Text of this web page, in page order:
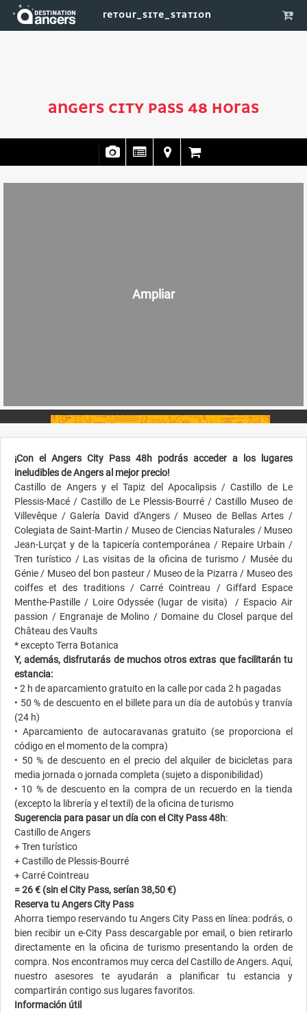
RETOUR_SITE_STATION
ANGERS CITY PASS 48 HORAS
Ampliar
¡Con el Angers City Pass 48h podrás acceder a los lugares
ineludibles de Angers al mejor precio!
Castillo de Angers y el Tapiz del Apocalipsis / Castillo de Le
Plessis-Macé / Castillo de Le Plessis-Bourré / Castillo Museo de
Villevêque / Galería David d'Angers / Museo de Bellas Artes /
Colegiata de Saint-Martin / Museo de Ciencias Naturales / Museo
Jean-Lurçat y de la tapicería contemporánea / Repaire Urbain /
Tren turístico / Las visitas de la oficina de turismo / Musée du
Génie / Museo del bon pasteur / Museo de la Pizarra / Museo des
coiffes et des traditions / Carré Cointreau / Giffard Espace
Menthe-Pastille / Loire Odyssée (lugar de visita) / Espacio Air
passion / Engranaje de Molino / Domaine du Closel parque del
Château des Vaults
* excepto Terra Botanica
Y, además, disfrutarás de muchos otros extras que facilitarán tu
estancia:
• 2 h de aparcamiento gratuito en la calle por cada 2 h pagadas
• 50 % de descuento en el billete para un día de autobús y tranvía
(24 h)
• Aparcamiento de autocaravanas gratuito (se proporciona el
código en el momento de la compra)
• 50 % de descuento en el precio del alquiler de bicicletas para
media jornada o jornada completa (sujeto a disponibilidad)
• 10 % de descuento en la compra de un recuerdo en la tienda
(excepto la librería y el textil) de la oficina de turismo
Sugerencia para pasar un día con el City Pass 48h:
Castillo de Angers
+ Tren turístico
+ Castillo de Plessis-Bourré
+ Carré Cointreau
= 26 € (sin el City Pass, serían 38,50 €)
Reserva tu Angers City Pass
Ahorra tiempo reservando tu Angers City Pass en línea: podrás, o
bien recibir un e-City Pass descargable por email, o bien retirarlo
directamente en la oficina de turismo presentando la orden de
compra. Nos encontramos muy cerca del Castillo de Angers. Aquí,
nuestro asesores te ayudarán a planificar tu estancia y
compartirán contigo sus lugares favoritos.
Información útil